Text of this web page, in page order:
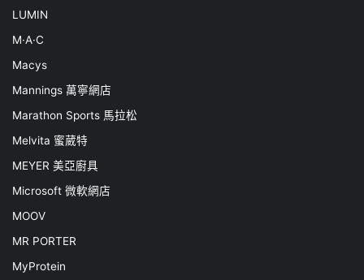
LUMIN
M·A·C
Macys
Mannings 萬寧網店
Marathon Sports 馬拉松
Melvita 蜜葳特
MEYER 美亞廚具
Microsoft 微軟網店
MOOV
MR PORTER
MyProtein